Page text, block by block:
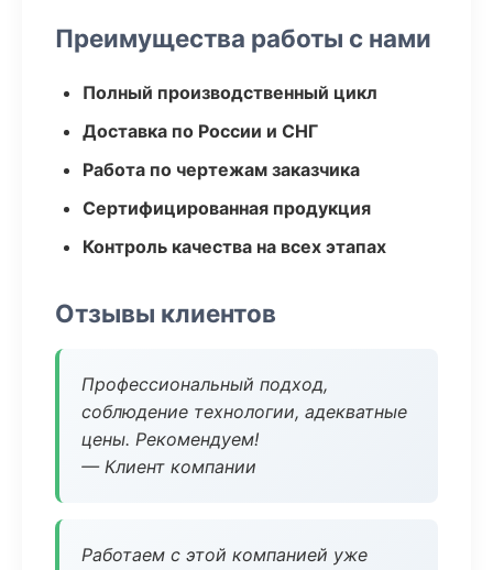
Преимущества работы с нами
Полный производственный цикл
Доставка по России и СНГ
Работа по чертежам заказчика
Сертифицированная продукция
Контроль качества на всех этапах
Отзывы клиентов
Профессиональный подход,
соблюдение технологии, адекватные
цены. Рекомендуем!
— Клиент компании
Работаем с этой компанией уже